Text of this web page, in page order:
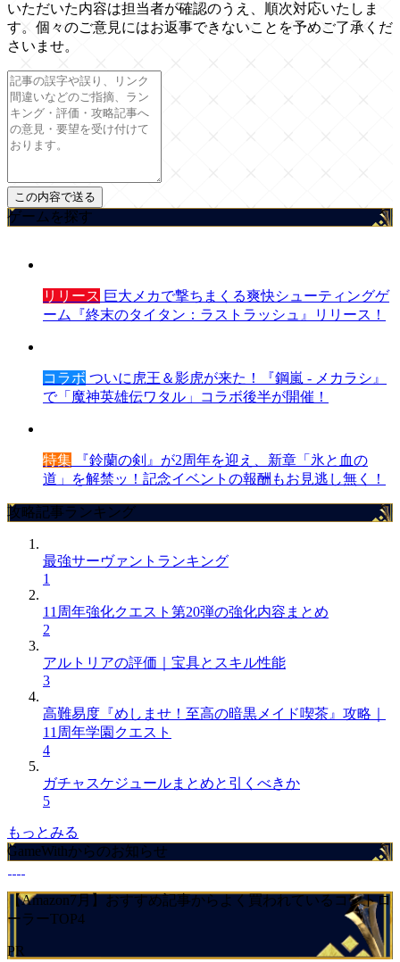
いただいた内容は担当者が確認のうえ、順次対応いたしま
す。個々のご意見にはお返事できないことを予めご了承くだ
さいませ。
ゲームを探す
リリース 巨大メカで撃ちまくる爽快シューティングゲ
ーム『終末のタイタン：ラストラッシュ』リリース！
コラボ ついに虎王＆影虎が来た！『鋼嵐 - メカラシ』
で「魔神英雄伝ワタル」コラボ後半が開催！
特集 『鈴蘭の剣』が2周年を迎え、新章「氷と血の
道」を解禁ッ！記念イベントの報酬もお見逃し無く！
攻略記事ランキング
最強サーヴァントランキング
1
11周年強化クエスト第20弾の強化内容まとめ
2
アルトリアの評価｜宝具とスキル性能
3
高難易度『めしませ！至高の暗黒メイド喫茶』攻略｜
11周年学園クエスト
4
ガチャスケジュールまとめと引くべきか
5
もっとみる
GameWithからのお知らせ
【Amazon7月】おすすめ記事からよく買われているコントロ
ーラーTOP4
PR